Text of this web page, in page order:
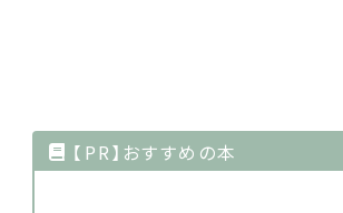
【PR】おすすめの本